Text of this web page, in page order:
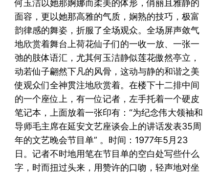
何玉洁以她那婀娜而柔美的体形，俏丽且雅静的
面容，更以她那高雅的气质，娴熟的技巧，极富
韵律感的舞姿，折服了全场观众。全场屏声敛气
地欣赏着舞台上荷花仙子们的一收一放、一张一
弛的肢体语汇，尤其何玉洁静似莲花傲然亭立，
动若仙子翩然下凡的风骨，这动与静的和谐之美
使观众们全神贯注地欣赏着。在楼下十二排中间
的一个座位上，有一位记者，左手托着一个硬皮
笔记本，上面放着一张印有：“为纪念伟大领袖和
导师毛主席在延安文艺座谈会上的讲话发表35周
年的文艺晚会节目单” 。时间：1977年5月23
日。记者不时地用笔在节目单的空白处写些什么
字，时而扭过头来，用赞许的口吻，轻声地对坐